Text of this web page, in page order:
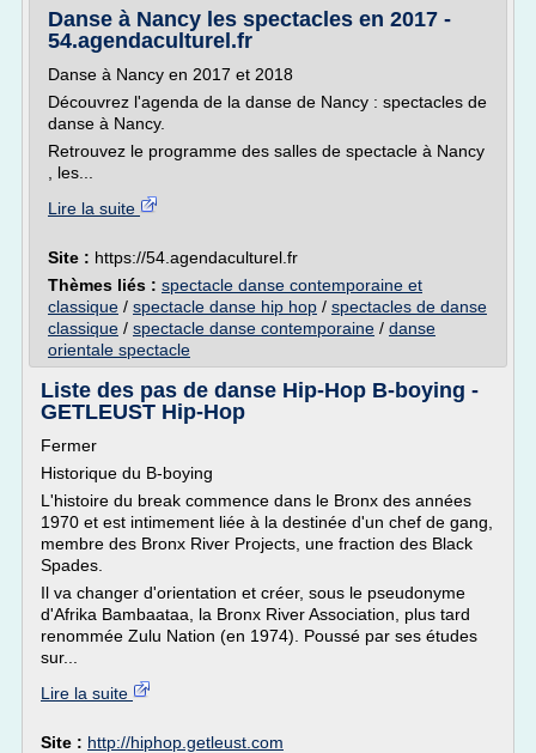
Danse à Nancy les spectacles en 2017 -
54.agendaculturel.fr
Danse à Nancy en 2017 et 2018
Découvrez l'agenda de la danse de Nancy : spectacles de
danse à Nancy.
Retrouvez le programme des salles de spectacle à Nancy
, les...
Lire la suite
Site : https://54.agendaculturel.fr
Thèmes liés : spectacle danse contemporaine et
classique / spectacle danse hip hop / spectacles de danse
classique / spectacle danse contemporaine / danse
orientale spectacle
Liste des pas de danse Hip-Hop B-boying -
GETLEUST Hip-Hop
Fermer
Historique du B-boying
L'histoire du break commence dans le Bronx des années
1970 et est intimement liée à la destinée d'un chef de gang,
membre des Bronx River Projects, une fraction des Black
Spades.
Il va changer d'orientation et créer, sous le pseudonyme
d'Afrika Bambaataa, la Bronx River Association, plus tard
renommée Zulu Nation (en 1974). Poussé par ses études
sur...
Lire la suite
Site : http://hiphop.getleust.com